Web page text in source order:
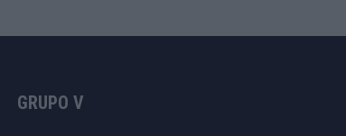
GRUPO V